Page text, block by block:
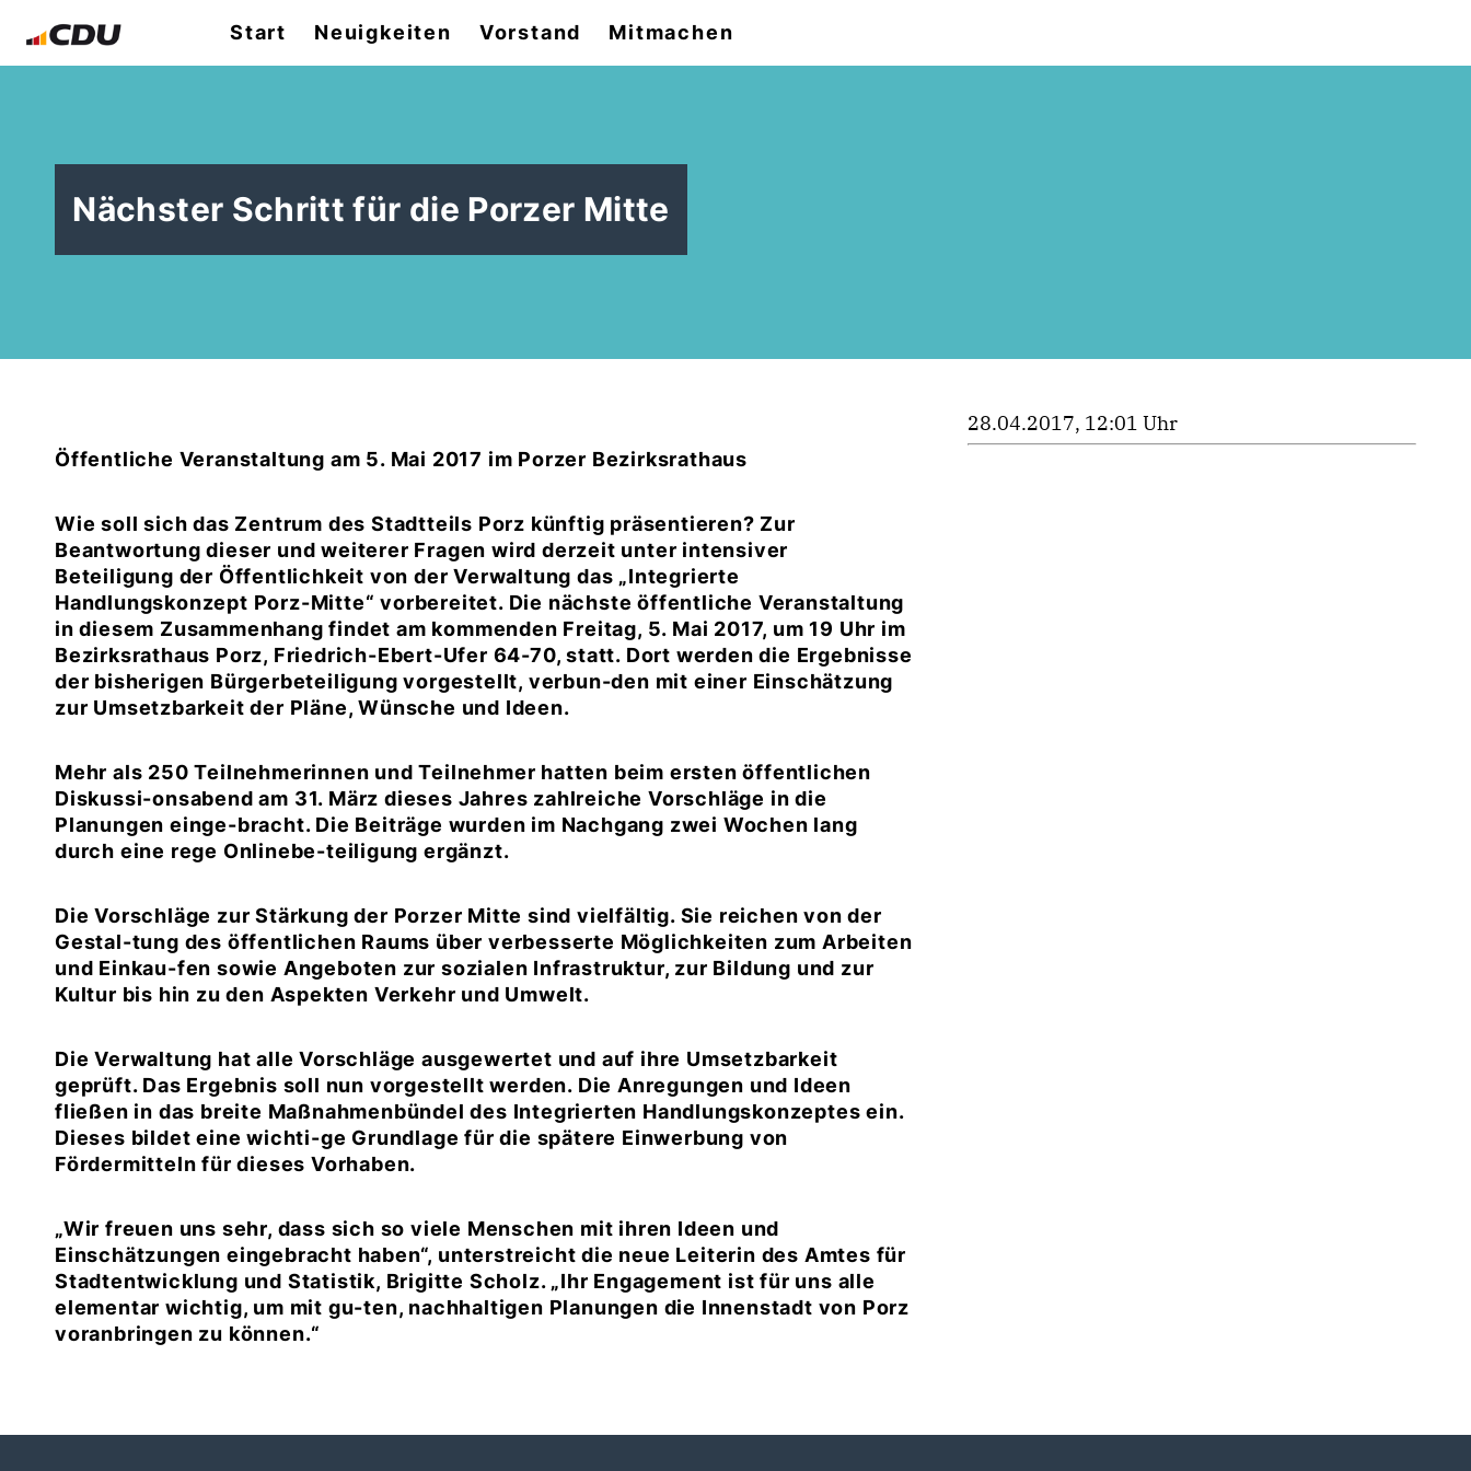
Start Neuigkeiten Vorstand Mitmachen
Nächster Schritt für die Porzer Mitte
Öffentliche Veranstaltung am 5. Mai 2017 im Porzer Bezirksrathaus
Wie soll sich das Zentrum des Stadtteils Porz künftig präsentieren? Zur
Beantwortung dieser und weiterer Fragen wird derzeit unter intensiver
Beteiligung der Öffentlichkeit von der Verwaltung das „Integrierte
Handlungskonzept Porz-Mitte“ vorbereitet. Die nächste öffentliche Veranstaltung
in diesem Zusammenhang findet am kommenden Freitag, 5. Mai 2017, um 19 Uhr im
Bezirksrathaus Porz, Friedrich-Ebert-Ufer 64-70, statt. Dort werden die Ergebnisse
der bisherigen Bürgerbeteiligung vorgestellt, verbun-den mit einer Einschätzung
zur Umsetzbarkeit der Pläne, Wünsche und Ideen.
Mehr als 250 Teilnehmerinnen und Teilnehmer hatten beim ersten öffentlichen
Diskussi-onsabend am 31. März dieses Jahres zahlreiche Vorschläge in die
Planungen einge-bracht. Die Beiträge wurden im Nachgang zwei Wochen lang
durch eine rege Onlinebe-teiligung ergänzt.
Die Vorschläge zur Stärkung der Porzer Mitte sind vielfältig. Sie reichen von der
Gestal-tung des öffentlichen Raums über verbesserte Möglichkeiten zum Arbeiten
und Einkau-fen sowie Angeboten zur sozialen Infrastruktur, zur Bildung und zur
Kultur bis hin zu den Aspekten Verkehr und Umwelt.
Die Verwaltung hat alle Vorschläge ausgewertet und auf ihre Umsetzbarkeit
geprüft. Das Ergebnis soll nun vorgestellt werden. Die Anregungen und Ideen
fließen in das breite Maßnahmenbündel des Integrierten Handlungskonzeptes ein.
Dieses bildet eine wichti-ge Grundlage für die spätere Einwerbung von
Fördermitteln für dieses Vorhaben.
Wir freuen uns sehr, dass sich so viele Menschen mit ihren Ideen und
Einschätzungen eingebracht haben“, unterstreicht die neue Leiterin des Amtes für
Stadtentwicklung und Statistik, Brigitte Scholz. „Ihr Engagement ist für uns alle
elementar wichtig, um mit gu-ten, nachhaltigen Planungen die Innenstadt von Porz
voranbringen zu können.“
28.04.2017, 12:01 Uhr